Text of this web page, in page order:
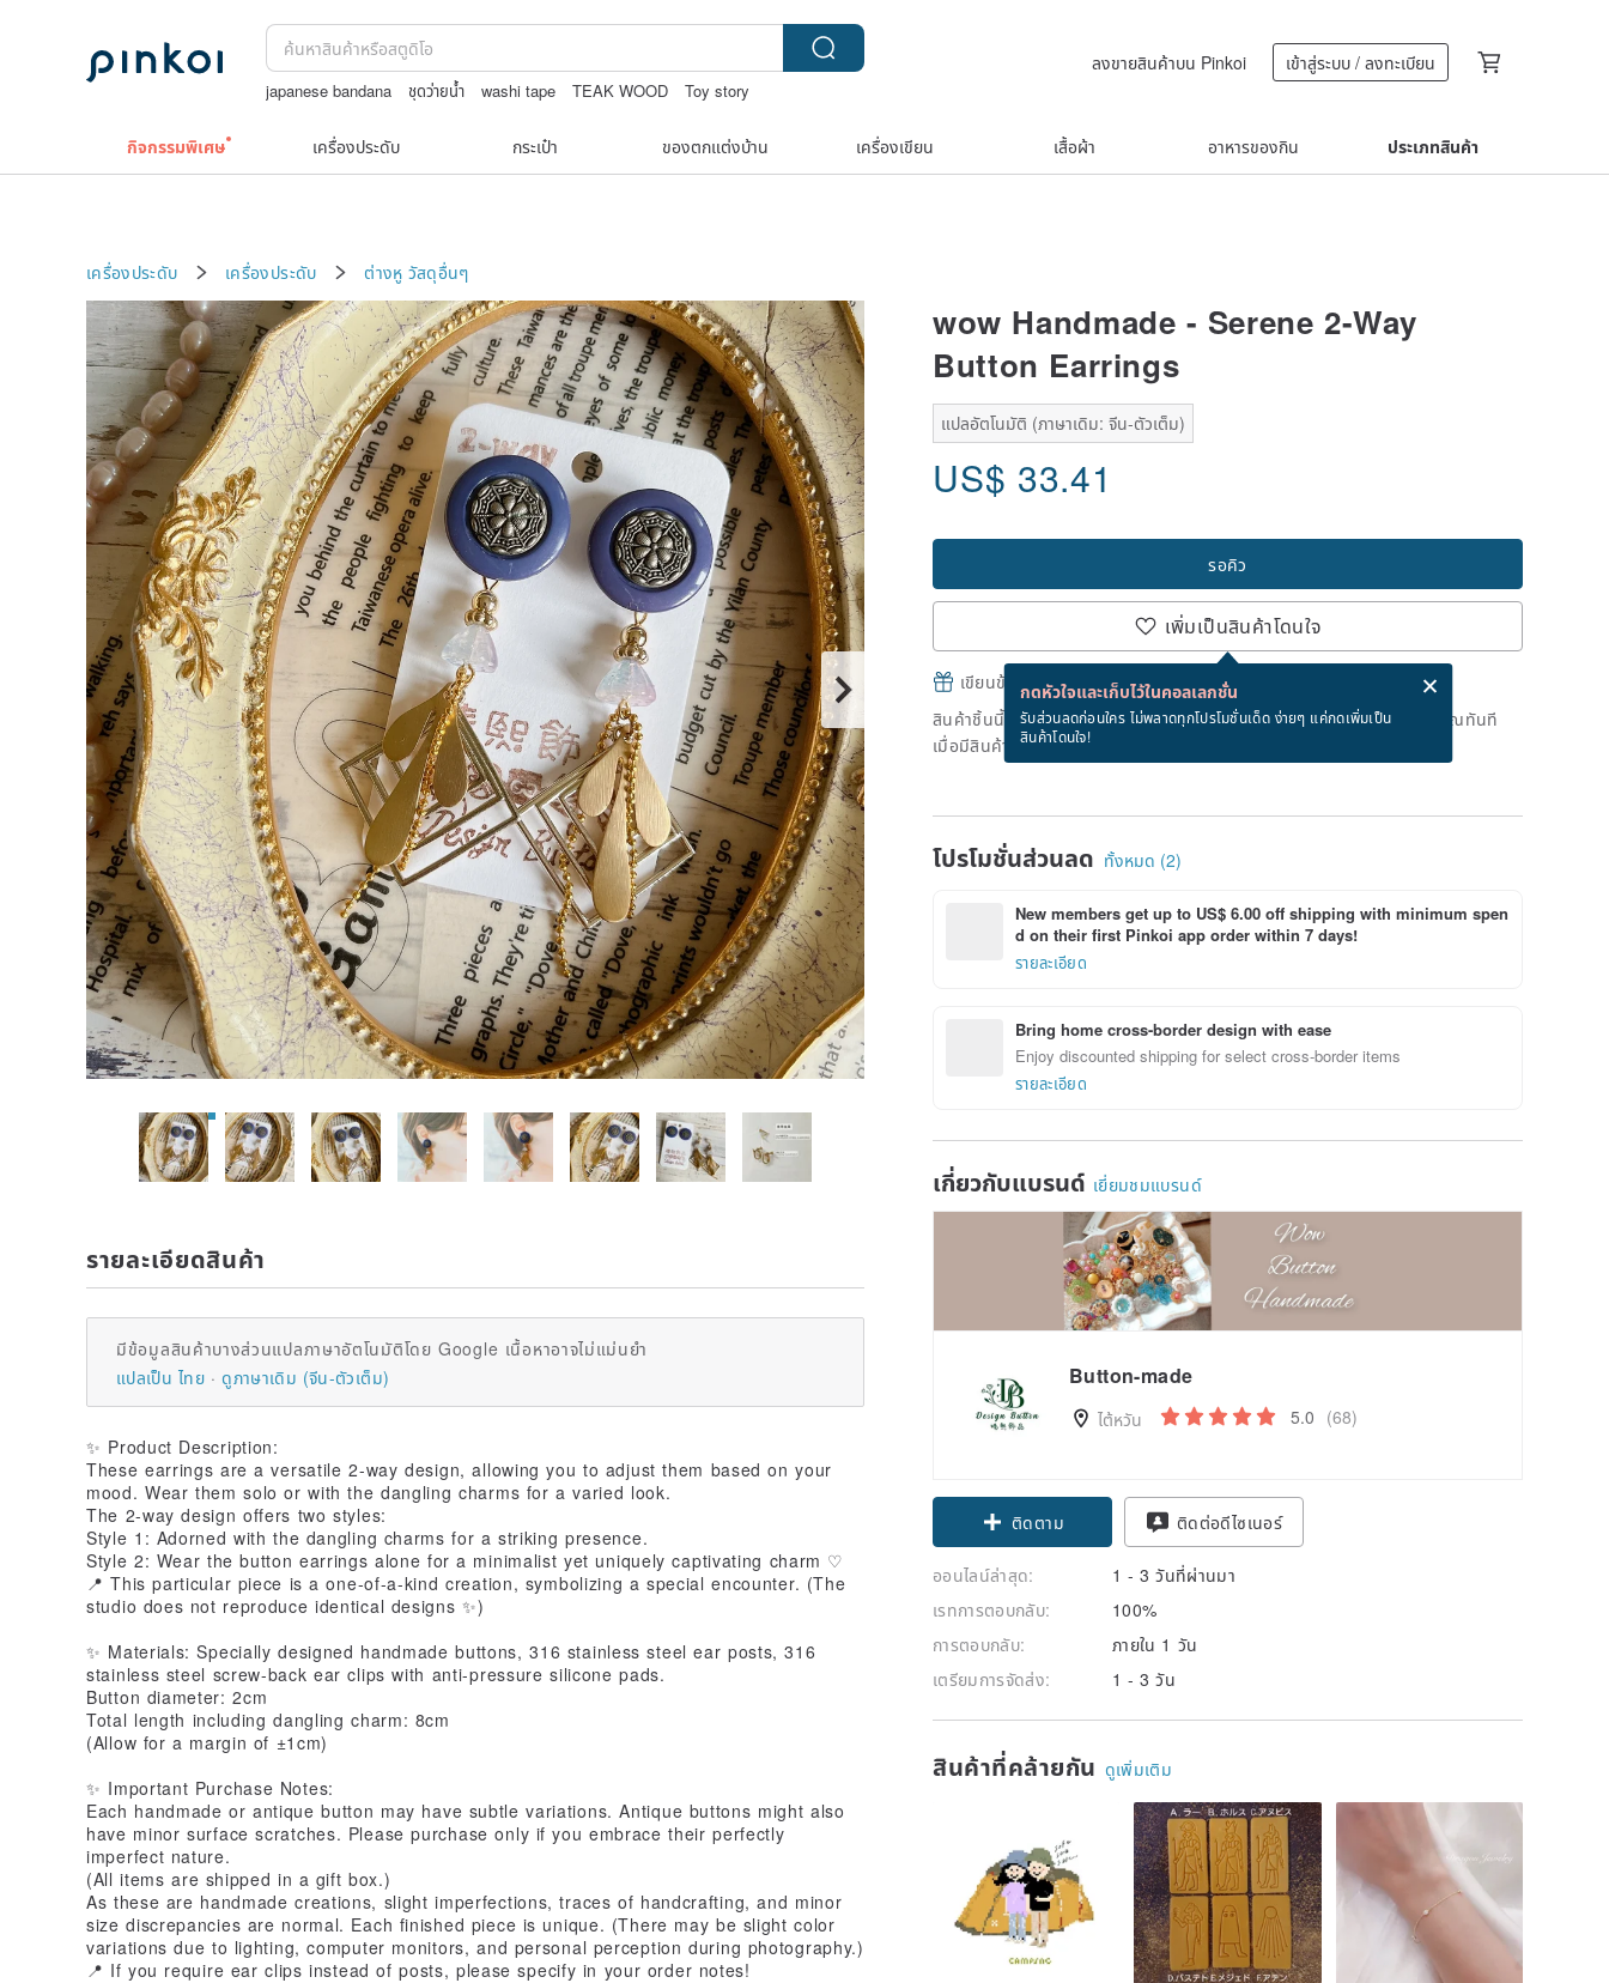
japanese bandana ชุดว่ายน้ำ washi tape TEAK WOOD
Toy story
ลงขายสินค้าบน Pinkoi เข้าสู่ระบบ / ลงทะเบียน
กิจกรรมพิเศษ เครื่องประดับ กระเป๋า ของตกแต่งบ้าน เครื่องเขียน เสื้อผ้า อาหารของกิน ประเภทสินค้า
เครื่องประดับ เครื่องประดับ ต่างหู วัสดุอื่นๆ
wow Handmade - Serene 2-Way
Button Earrings
แปลอัตโนมัติ (ภาษาเดิม: จีน-ตัวเต็ม)
US$ 33.41
รอคิว
เพิ่มเป็นสินค้าโดนใจ
กดหัวใจและเก็บไว้ในคอลเลกชั่น
รับส่วนลดก่อนใคร ไม่พลาดทุกโปรโมชั่นเด็ด ง่ายๆ แค่กดเพิ่มเป็น
สินค้าโดนใจ!
เขียนข้อความและส่ง eCard ฟรีเมื่อซื้อสินค้า!
สินค้าชิ้นนี้ขายหมดแล้ว แต่คุณสามารถกดปุ่ม "รอคิว" และเราจะแจ้งเตือนคุณทันที
เมื่อมีสินค้าพร้อมขาย
โปรโมชั่นส่วนลด ทั้งหมด (2)
New members get up to US$ 6.00 off shipping with minimum spen
d on their first Pinkoi app order within 7 days!
รายละเอียด
Bring home cross-border design with ease
Enjoy discounted shipping for select cross-border items
รายละเอียด
เกี่ยวกับแบรนด์ เยี่ยมชมแบรนด์
Button-made
ไต้หวัน 5.0 (68)
ติดตาม ติดต่อดีไซเนอร์
ออนไลน์ล่าสุด:
1 - 3 วันที่ผ่านมา
เรทการตอบกลับ:
100%
การตอบกลับ:
ภายใน 1 วัน
เตรียมการจัดส่ง:
1 - 3 วัน
สินค้าที่คล้ายกัน ดูเพิ่มเติม
รายละเอียดสินค้า
มีข้อมูลสินค้าบางส่วนแปลภาษาอัตโนมัติโดย Google เนื้อหาอาจไม่แม่นยำ
แปลเป็น ไทย
ดูภาษาเดิม (จีน-ตัวเต็ม)
✨ Product Description:
These earrings are a versatile 2-way design, allowing you to adjust them based on your
mood. Wear them solo or with the dangling charms for a varied look.
The 2-way design offers two styles:
Style 1: Adorned with the dangling charms for a striking presence.
Style 2: Wear the button earrings alone for a minimalist yet uniquely captivating charm ♡
📍 This particular piece is a one-of-a-kind creation, symbolizing a special encounter. (The
studio does not reproduce identical designs ✨)
✨ Materials: Specially designed handmade buttons, 316 stainless steel ear posts, 316
stainless steel screw-back ear clips with anti-pressure silicone pads.
Button diameter: 2cm
Total length including dangling charm: 8cm
(Allow for a margin of ±1cm)
✨ Important Purchase Notes:
Each handmade or antique button may have subtle variations. Antique buttons might also
have minor surface scratches. Please purchase only if you embrace their perfectly
imperfect nature.
(All items are shipped in a gift box.)
As these are handmade creations, slight imperfections, traces of handcrafting, and minor
size discrepancies are normal. Each finished piece is unique. (There may be slight color
variations due to lighting, computer monitors, and personal perception during photography.)
📍 If you require ear clips instead of posts, please specify in your order notes!